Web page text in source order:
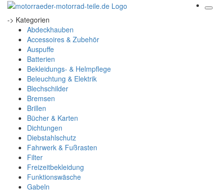
-> Kategorien
Abdeckhauben
Accessoires & Zubehör
Auspuffe
Batterien
Bekleidungs- & Helmpflege
Beleuchtung & Elektrik
Blechschilder
Bremsen
Brillen
Bücher & Karten
Dichtungen
Diebstahlschutz
Fahrwerk & Fußrasten
Filter
Freizeitbekleidung
Funktionswäsche
Gabeln